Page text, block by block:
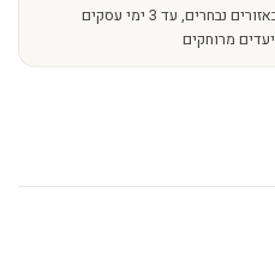
משלוחים מהירים – מהיום להיום באזורים נבחרים, עד 3 ימי עסקים